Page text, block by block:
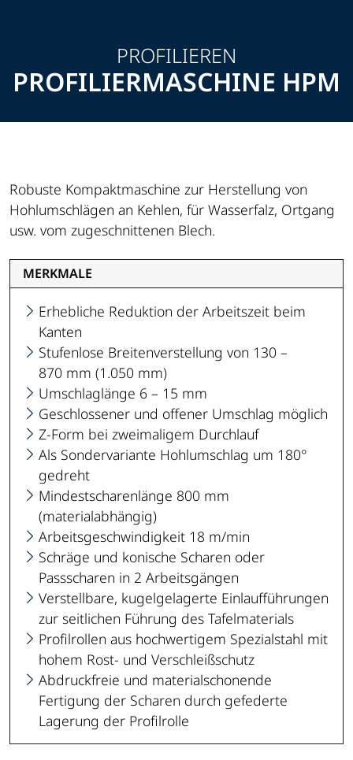
PROFILIEREN
PROFILIERMASCHINE HPM
Robuste Kompaktmaschine zur Herstellung von
Hohlumschlägen an Kehlen, für Wasserfalz, Ortgang
usw. vom zugeschnittenen Blech.
MERKMALE
Erhebliche Reduktion der Arbeitszeit beim
Kanten
Stufenlose Breitenverstellung von 130 –
870 mm (1.050 mm)
Umschlaglänge 6 – 15 mm
Geschlossener und offener Umschlag möglich
Z-Form bei zweimaligem Durchlauf
Als Sondervariante Hohlumschlag um 180°
gedreht
Mindestscharenlänge 800 mm
(materialabhängig)
Arbeitsgeschwindigkeit 18 m/min
Schräge und konische Scharen oder
Passscharen in 2 Arbeitsgängen
Verstellbare, kugelgelagerte Einlaufführungen
zur seitlichen Führung des Tafelmaterials
Profilrollen aus hochwertigem Spezialstahl mit
hohem Rost- und Verschleißschutz
Abdruckfreie und materialschonende
Fertigung der Scharen durch gefederte
Lagerung der Profilrolle